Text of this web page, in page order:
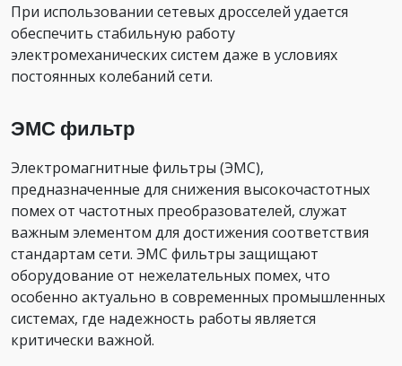
При использовании сетевых дросселей удается
обеспечить стабильную работу
электромеханических систем даже в условиях
постоянных колебаний сети.
ЭМС фильтр
Электромагнитные фильтры (ЭМС),
предназначенные для снижения высокочастотных
помех от частотных преобразователей, служат
важным элементом для достижения соответствия
стандартам сети. ЭМС фильтры защищают
оборудование от нежелательных помех, что
особенно актуально в современных промышленных
системах, где надежность работы является
критически важной.